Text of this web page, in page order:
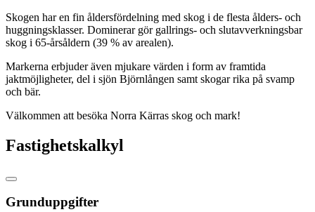
Skogen har en fin åldersfördelning med skog i de flesta ålders- och
huggningsklasser. Dominerar gör gallrings- och slutavverkningsbar
skog i 65-årsåldern (39 % av arealen).
Markerna erbjuder även mjukare värden i form av framtida
jaktmöjligheter, del i sjön Björnlången samt skogar rika på svamp
och bär.
Välkommen att besöka Norra Kärras skog och mark!
Fastighetskalkyl
Grunduppgifter